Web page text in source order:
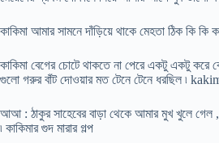
কাকিমা আমার সামনে দাঁড়িয়ে থাকে মেহতা ঠিক কি কি
কাকিমা বেগের চোটে থাকতে না পেরে একটু একটু করে
গুলো গরুর বাঁট দোওয়ার মত টেনে টেনে ধরছিল ৷
আআ : ঠাকুর সাহেবের বাড়া থেকে আমার মুখ খুলে গেল
৷ কাকিমার গুদ মারার গল্প